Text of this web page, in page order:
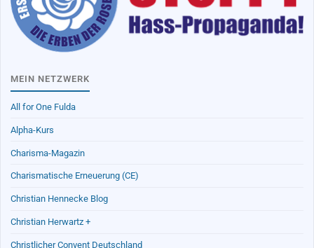
MEIN NETZWERK
All for One Fulda
Alpha-Kurs
Charisma-Magazin
Charismatische Erneuerung (CE)
Christian Hennecke Blog
Christian Herwartz +
Christlicher Convent Deutschland